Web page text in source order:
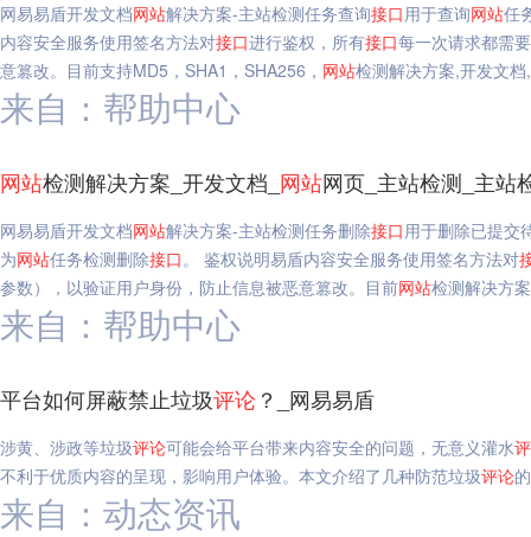
网易易盾开发文档网站解决方案-主站检测任务查询接口用于查询网站任
内容安全服务使用签名方法对接口进行鉴权，所有接口每一次请求都需
意篡改。目前支持MD5，SHA1，SHA256， 网站检测解决方案,开发文档,
来自：帮助中心
网站检测解决方案_开发文档_ 网站网页_主站检测_主站
网易易盾开发文档网站解决方案-主站检测任务删除接口用于删除已提交
为网站任务检测删除接口。 鉴权说明易盾内容安全服务使用签名方法对
参数），以验证用户身份，防止信息被恶意篡改。目前网站检测解决方
来自：帮助中心
平台如何屏蔽禁止垃圾评论 ？_网易易盾
涉黄、涉政等垃圾评论可能会给平台带来内容安全的问题，无意义灌水
不利于优质内容的呈现，影响用户体验。本文介绍了几种防范垃圾评论
来自：动态资讯